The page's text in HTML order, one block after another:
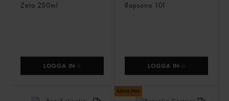
Zeta 250ml
LOGGA IN
Rapsona 10l
LOGGA IN